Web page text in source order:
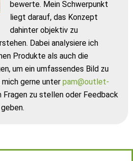
bewerte. Mein Schwerpunkt
liegt darauf, das Konzept
dahinter objektiv zu
Dabei analysiere ich
Produkte als auch die
um ein umfassendes Bild zu
gerne unter pam@outlet-
Fragen zu stellen oder Feedback